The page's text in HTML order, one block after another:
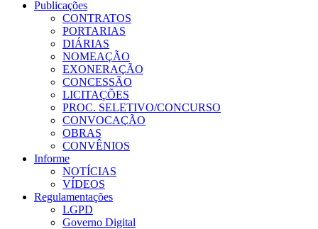
Publicações
CONTRATOS
PORTARIAS
DIÁRIAS
NOMEAÇÃO
EXONERAÇÃO
CONCESSÃO
LICITAÇÕES
PROC. SELETIVO/CONCURSO
CONVOCAÇÃO
OBRAS
CONVÊNIOS
Informe
NOTÍCIAS
VÍDEOS
Regulamentações
LGPD
Governo Digital